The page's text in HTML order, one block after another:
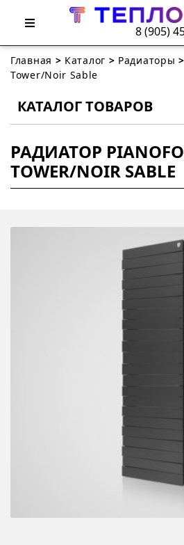
8 (905)
Главная > Каталог > Радиаторы >
Tower/Noir Sable
КАТАЛОГ ТОВАРОВ
РАДИАТОР
TOWER/NOIR SABLE